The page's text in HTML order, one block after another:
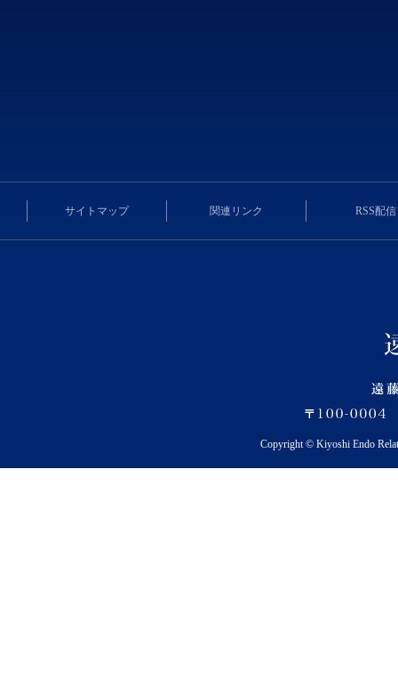
サイトマップ 関連リンク RSS配信
Copyright © Kiyoshi Endo